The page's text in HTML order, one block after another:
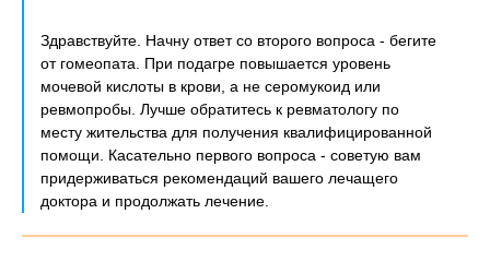
Здравствуйте. Начну ответ со второго вопроса - бегите
от гомеопата. При подагре повышается уровень
мочевой кислоты в крови, а не серомукоид или
ревмопробы. Лучше обратитесь к ревматологу по
месту жительства для получения квалифицированной
помощи. Касательно первого вопроса - советую вам
придерживаться рекомендаций вашего лечащего
доктора и продолжать лечение.